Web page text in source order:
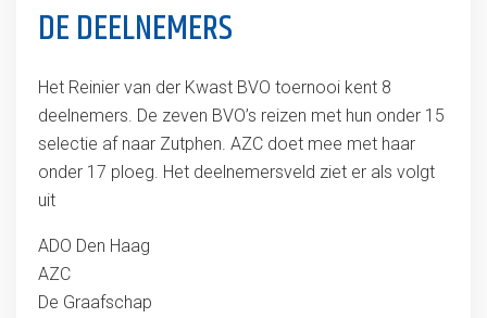
DE DEELNEMERS
Het Reinier van der Kwast BVO toernooi kent 8
deelnemers. De zeven BVO’s reizen met hun onder 15
selectie af naar Zutphen. AZC doet mee met haar
onder 17 ploeg. Het deelnemersveld ziet er als volgt
uit
ADO Den Haag
AZC
De Graafschap